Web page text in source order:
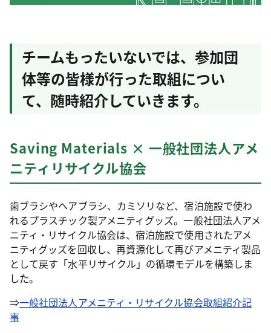
チームもったいないでは、参加団
体等の皆様が行った取組につい
て、随時紹介していきます。
Saving Materials × 一般社団法人アメ
ニティリサイクル協会
歯ブラシやヘアブラシ、カミソリなど、宿泊施設で使わ
れるプラスチック製アメニティグッズ。一般社団法人アメ
ニティ・リサイクル協会は、宿泊施設で使用されたアメ
ニティグッズを回収し、再資源化して再びアメニティ製品
として戻す「水平リサイクル」の循環モデルを構築しま
した。
⇒一般社団法人アメニティ・リサイクル協会取組紹介記
事